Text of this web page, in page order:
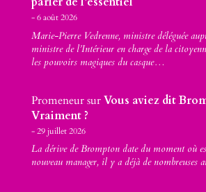
6 août 2026
Marie-Pierre Vedrenne, ministre déléguée
ministre de l’Intérieur en charge de la
les pouvoirs magiques du casque…
PromeneursurVous aviez dit
Vraiment ?
29 juillet 2026
La dérive de Brompton date du moment où
nouveau manager, il y a déjà de nombreuses